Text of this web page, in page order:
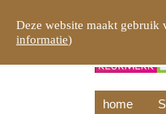
home
Deze website maakt gebruik
informatie)